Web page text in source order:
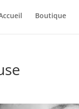
Boutique